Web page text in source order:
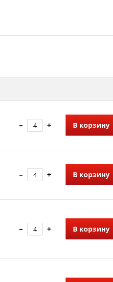
– + В корзину
– + В корзину
– + В корзину